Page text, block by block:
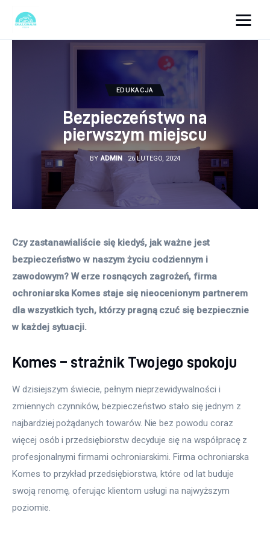
Lifestyle
Dom i ogród
Uroda
Zdrowie
EDUKACJA
Bezpieczeństwo na
pierwszym miejscu
BY ADMIN 26 LUTEGO, 2024
Czy zastanawialiście się kiedyś, jak ważne jest
bezpieczeństwo w naszym życiu codziennym i
zawodowym? W erze rosnących zagrożeń, firma
ochroniarska Komes staje się nieocenionym partnerem
dla wszystkich tych, którzy pragną czuć się bezpiecznie
w każdej sytuacji.
Komes – strażnik Twojego spokoju
W dzisiejszym świecie, pełnym nieprzewidywalności i
zmiennych czynników, bezpieczeństwo stało się jednym z
najbardziej pożądanych towarów. Nie bez powodu coraz
więcej osób i przedsiębiorstw decyduje się na współpracę z
profesjonalnymi firmami ochroniarskimi. Firma ochroniarska
Komes to przykład przedsiębiorstwa, które od lat buduje
swoją renomę, oferując klientom usługi na najwyższym
poziomie.